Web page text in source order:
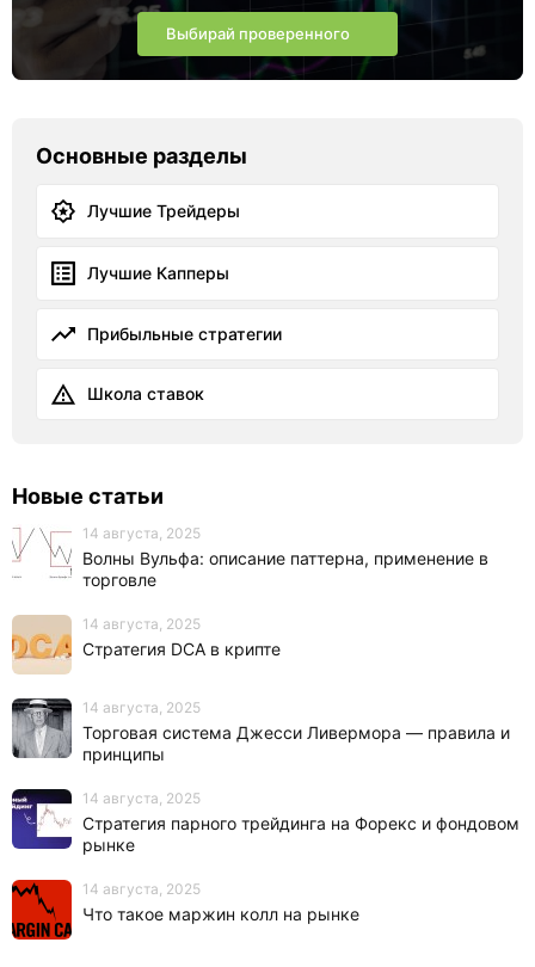
Выбирай проверенного
Основные разделы
Лучшие Трейдеры
Лучшие Капперы
Прибыльные стратегии
Школа ставок
Новые статьи
14 августа, 2025
Волны Вульфа: описание паттерна, применение в
торговле
14 августа, 2025
Стратегия DCA в крипте
14 августа, 2025
Торговая система Джесси Ливермора — правила и
принципы
14 августа, 2025
Стратегия парного трейдинга на Форекс и фондовом
рынке
14 августа, 2025
Что такое маржин колл на рынке